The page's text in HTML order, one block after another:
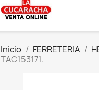
Inicio FERRETERIA
TAC153171.